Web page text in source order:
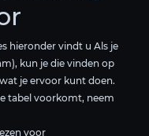
hieronder vindt u Als je
kun je die vinden op
je ervoor kunt doen.
tabel voorkomt, neem
voor